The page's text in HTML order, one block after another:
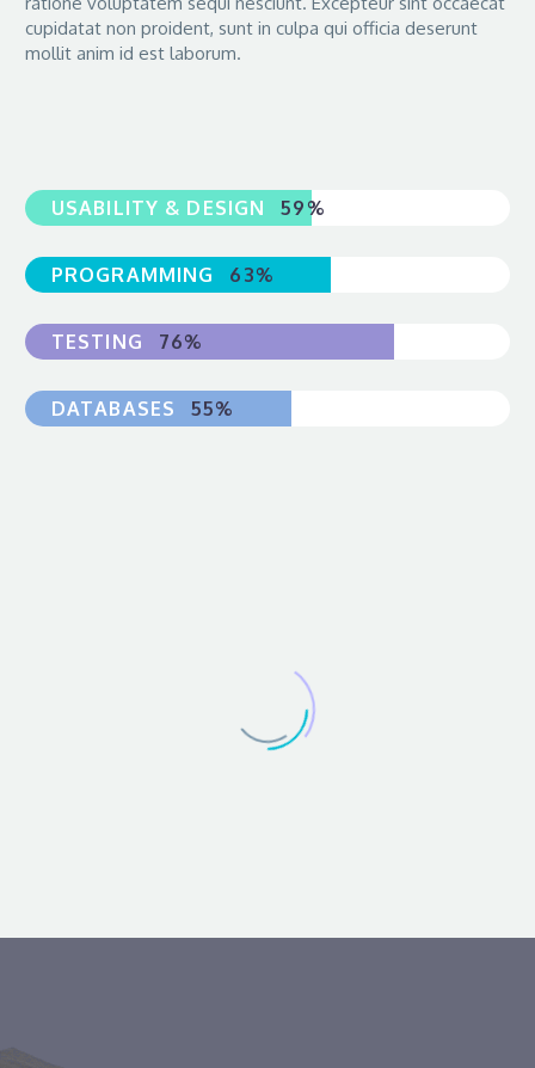
cupidatat non proident, sunt in culpa qui officia deserunt
mollit anim id est laborum.
USABILITY & DESIGN 59%
PROGRAMMING 63%
TESTING 76%
DATABASES 55%